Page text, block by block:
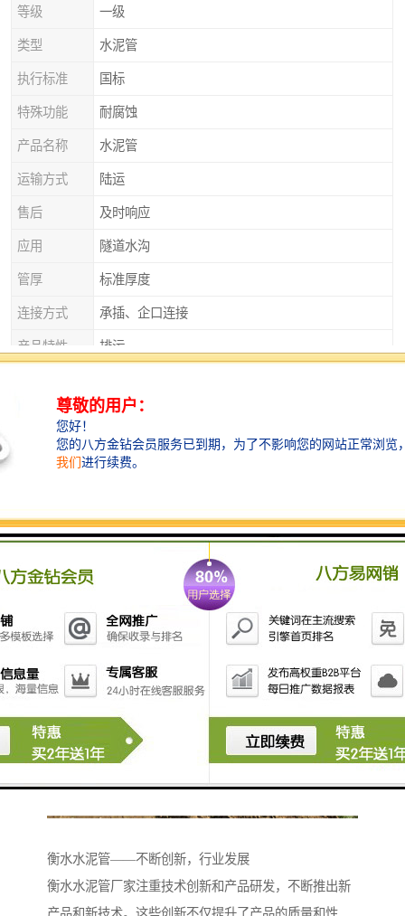
等级 一级
类型 水泥管
执行标准 国标
特殊功能 耐腐蚀
产品名称 水泥管
运输方式 陆运
售后 及时响应
应用 隧道水沟
管厚 标准厚度
连接方式 承插、企口连接
产品特性 排污
实心砌块
125
衡水水泥管的接口处采用的密封技术，确保管道连接紧
密，防止渗漏。这种的密封性能，为城市排水系统和供
水管道提供了可靠的支持。
衡水水泥管——不断创新，行业发展
衡水水泥管厂家注重技术创新和产品研发，不断推出新